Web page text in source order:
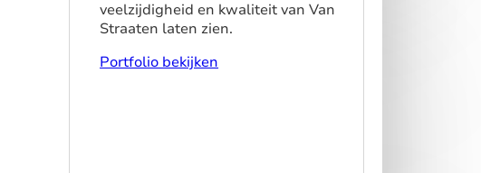
veelzijdigheid en kwaliteit van Van
Straaten laten zien.
Portfolio bekijken